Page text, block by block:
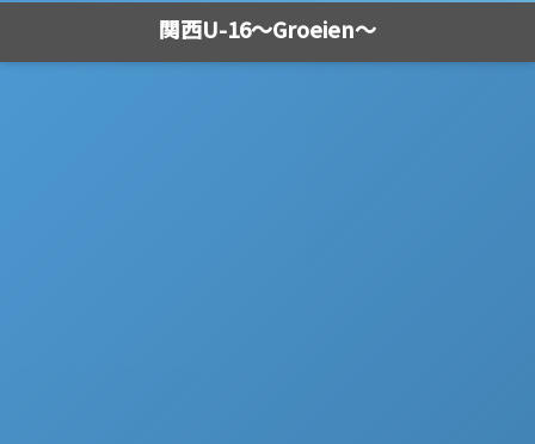
関西U-16～Groeien～